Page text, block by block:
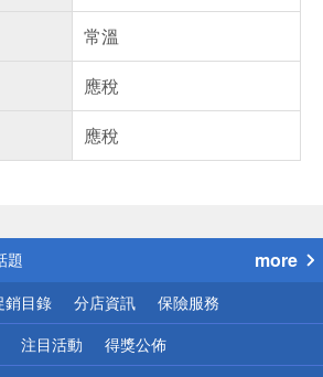
常溫
應稅
應稅
告
題
惠
區配送
頁！請小心！
more
銷目錄 分店資訊 保險服務
注目活動 得獎公佈